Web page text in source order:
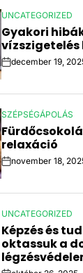
POSTED
IN
UNCATEGORIZED
Gyakori
vízszigetelés
Post
Date
december 19,
POSTED
IN
SZÉPSÉGÁPOLÁS
relaxáció
Post
Date
november 18,
POSTED
IN
UNCATEGORIZED
Képzés és
oktassuk a